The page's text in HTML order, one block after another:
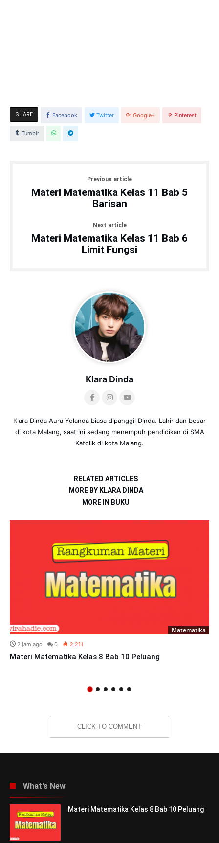
SHARE Facebook Twitter Google+ Pinterest
Tumblr
Previous article
Materi Matematika Kelas 11 Bab 5
Barisan
Next article
Materi Matematika Kelas 11 Bab 6
Limit Fungsi
Klara Dinda
Klara Dinda Aura Yolanda biasa dipanggil Dinda. Lahir dan besar
di kota Malang, saat ini sedang menempuh pendidikan di SMA
Katolik di kota Malang.
RELATED ARTICLES
MORE BY KLARA DINDA
MORE IN BUKU
Matematika
2 jam ago 0 2,211
Materi Matematika Kelas 8 Bab 10 Peluang
CLICK TO COMMENT
What's New
Materi Matematika Kelas 8 Bab 10 Peluang